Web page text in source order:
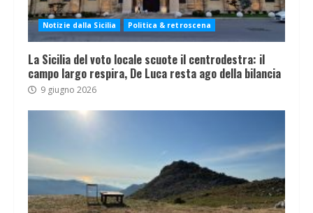
Notizie dalla Sicilia Politica & retroscena
La Sicilia del voto locale scuote il centrodestra: il
campo largo respira, De Luca resta ago della bilancia
9 giugno 2026